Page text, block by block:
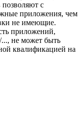
позволяют с
приложения, чем
не имеющие.
приложений,
/..., не может быть
квалификацией на